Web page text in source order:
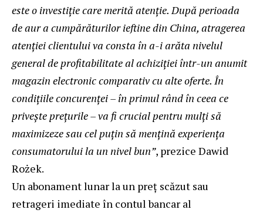
este o investiție care merită atenție. După perioada
de aur a cumpărăturilor ieftine din China, atragerea
atenției clientului va consta în a-i arăta nivelul
general de profitabilitate al achiziției într-un anumit
magazin electronic comparativ cu alte oferte. În
condițiile concurenței – în primul rând în ceea ce
privește prețurile – va fi crucial pentru mulți să
maximizeze sau cel puțin să mențină experiența
consumatorului la un nivel bun”, prezice Dawid
Rożek.
Un abonament lunar la un preț scăzut sau
retrageri imediate în contul bancar al